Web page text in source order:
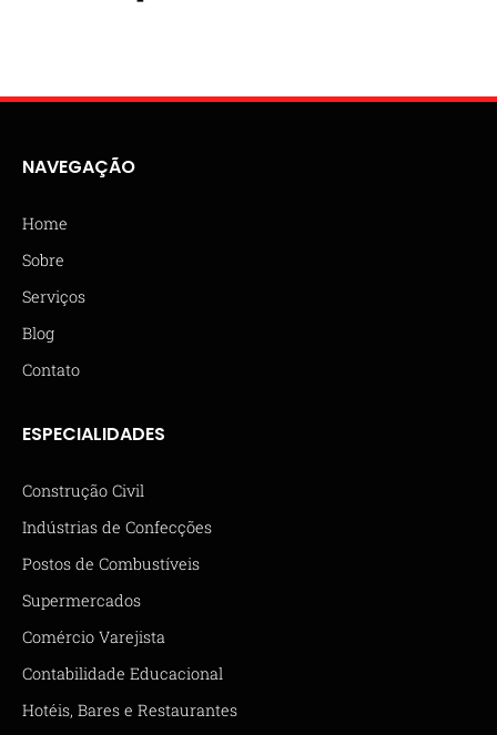
NAVEGAÇÃO
Home
Sobre
Serviços
Blog
Contato
ESPECIALIDADES
Construção Civil
Indústrias de Confecções
Postos de Combustíveis
Supermercados
Comércio Varejista
Contabilidade Educacional
Hotéis, Bares e Restaurantes